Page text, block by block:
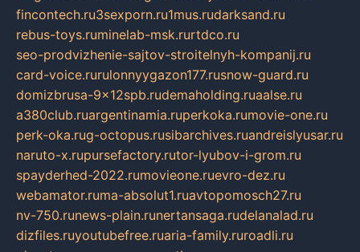
fincontech.ru3sexporn.ru1mus.rudarksand.ru
rebus-toys.ruminelab-msk.rurtdco.ru
seo-prodvizhenie-sajtov-stroitelnyh-kompanij.ru
card-voice.rurulonnyygazon177.rusnow-guard.ru
domizbrusa-9x12spb.rudemaholding.ruaalse.ru
a380club.ruargentinamia.ruperkoka.rumovie-one.ru
perk-oka.rug-octopus.rusibarchives.ruandreislyusar.ru
naruto-x.rupursefactory.rutor-lyubov-i-grom.ru
spayderhed-2022.rumovieone.ruevro-dez.ru
webamator.ruma-absolut1.ruavtopomosch27.ru
nv-750.runews-plain.runertansaga.rudelanalad.ru
dizfiles.ruyoutubefree.ruaria-family.ruroadli.ru